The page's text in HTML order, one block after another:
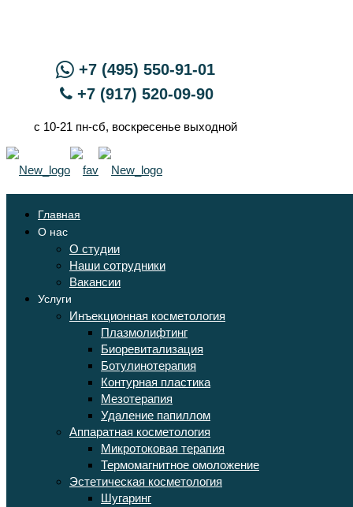
+7 (495) 550-91-01
+7 (917) 520-09-90
с 10-21 пн-сб, воскресенье выходной
Главная
О нас
О студии
Наши сотрудники
Вакансии
Услуги
Инъекционная косметология
Плазмолифтинг
Биоревитализация
Ботулинотерапия
Контурная пластика
Мезотерапия
Удаление папиллом
Аппаратная косметология
Микротоковая терапия
Термомагнитное омоложение
Эстетическая косметология
Шугаринг